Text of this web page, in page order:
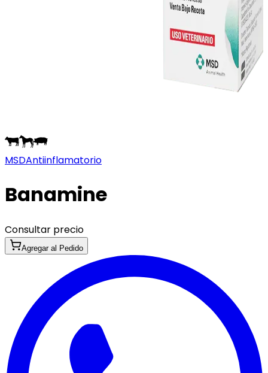
MSDAntiinflamatorio
Banamine
Consultar precio
Agregar al Pedido